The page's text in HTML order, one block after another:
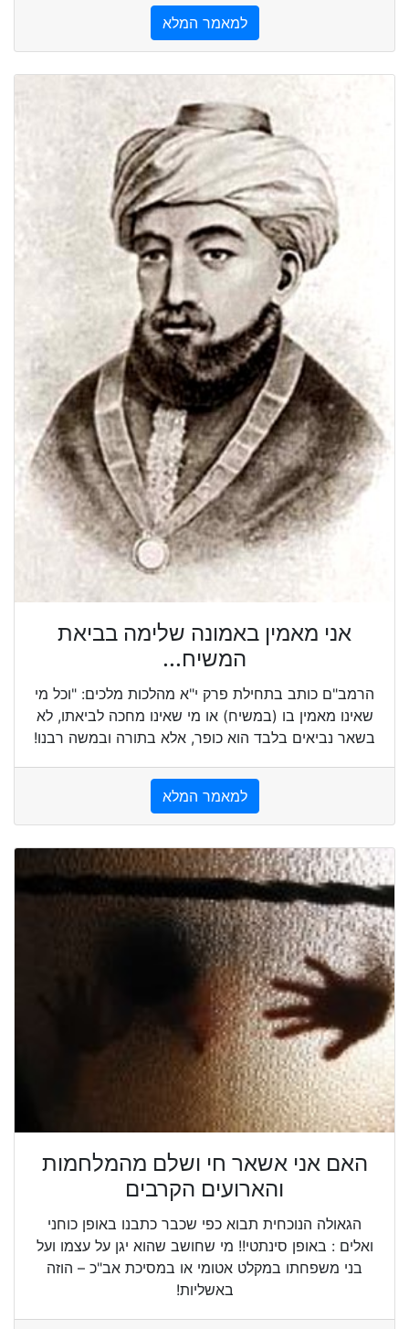
למאמר המלא
אני מאמין באמונה שלימה בביאת
המשיח...
הרמב"ם כותב בתחילת פרק י"א מהלכות מלכים: "וכל מי
שאינו מאמין בו (במשיח) או מי שאינו מחכה לביאתו, לא
בשאר נביאים בלבד הוא כופר, אלא בתורה ובמשה רבנו!
למאמר המלא
האם אני אשאר חי ושלם מהמלחמות
והארועים הקרבים
הגאולה הנוכחית תבוא כפי שכבר כתבנו באופן כוחני
ואלים : באופן סינתטי!! מי שחושב שהוא יגן על עצמו ועל
בני משפחתו במקלט אטומי או במסיכת אב"כ – הוזה
באשליות!